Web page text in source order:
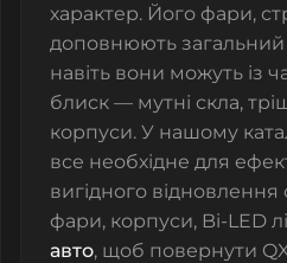
характер. Його фари,
доповнюють загальний
навіть вони можуть із
блиск — мутні скла,
корпуси. У нашому
все необхідне для
вигідного відновлення
фари, корпуси, Bi‑LED
авто, щоб повернути